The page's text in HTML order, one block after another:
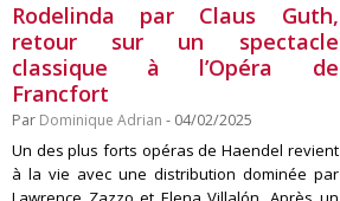
Rodelinda par Claus Guth,
retour sur un spectacle
classique à l’Opéra de
Francfort
Par Dominique Adrian - 04/02/2025
Un des plus forts opéras de Haendel revient
à la vie avec une distribution dominée par